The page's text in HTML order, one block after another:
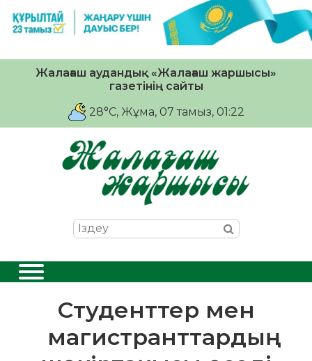
Жалағаш аудандық «Жалағаш жаршысы»
газетінің сайты
28°C, Жұма, 07 тамыз, 01:22
Студенттер мен
магистранттардың